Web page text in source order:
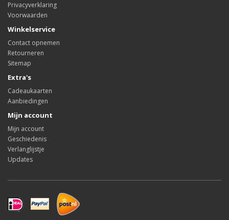
Privacyverklaring
Voorwaarden
Winkelservice
Contact opnemen
Retourneren
Sitemap
Extra's
Cadeaukaarten
Aanbiedingen
Mijn account
Mijn account
Geschiedenis
Verlanglijstje
Updates